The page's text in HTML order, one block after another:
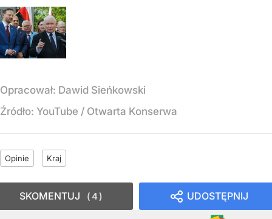
Opracował: Dawid Sieńkowski
Źródło: YouTube / Otwarta Konserwa
Opinie Kraj
UDOSTĘPNIJ
SKOMENTUJ 4